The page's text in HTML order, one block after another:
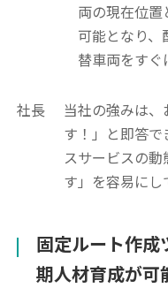
両の現在位
可能となり
替車両をすぐ
社長
当社の強みは
す！」と即答で
スサービスの
す」を容易にし
固定ルート作成
期人材育成が可